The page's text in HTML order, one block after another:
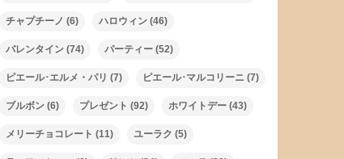
チャプチーノ (6) ハロウィン (46)
バレンタイン (74) パーティー (52)
ピエール･エルメ・パリ (7) ピエール･マルコリーニ (7)
ブルボン (6) プレゼント (92) ホワイトデー (43)
メリーチョコレート (11) ユーラク (5)